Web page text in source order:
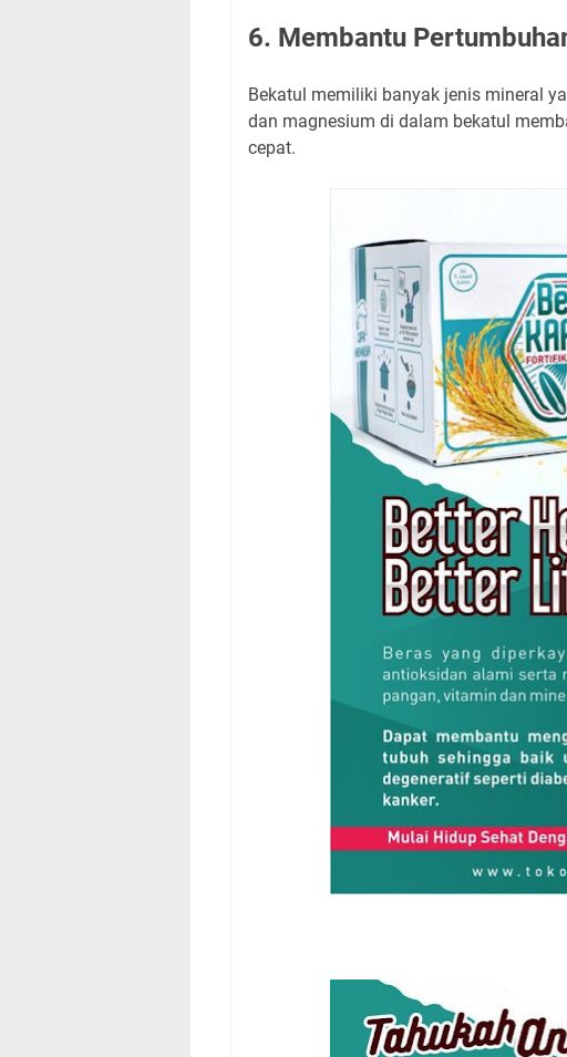
6. Membantu
Bekatul memiliki banyak jenis mineral
dan magnesium di dalam bekatul
cepat.